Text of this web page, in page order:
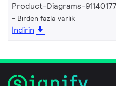
Product-Diagrams-
Birden fazla varlık
İndirin